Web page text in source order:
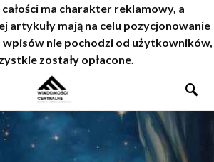
ma charakter reklamowy, a
artykuły mają na celu pozycjonowanie
wpisów nie pochodzi od użytkowników,
zostały opłacone.